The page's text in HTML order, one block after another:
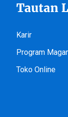
Tautan
Karir
Program
Toko Online